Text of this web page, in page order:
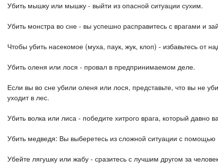
Убить мышку или мышку - выйти из опасной ситуации сухим.
Убить монстра во сне - вы успешно расправитесь с врагами и
Чтобы убить насекомое (муха, паук, жук, клоп) - избавьтесь от
Убить оленя или лося - провал в предпринимаемом деле.
Если вы во сне убили оленя или лося, представьте, что вы не
уходит в лес.
Убить волка или лиса - победите хитрого врага, который давно
Убить медведя: Вы выберетесь из сложной ситуации с помощью
Убейте лягушку или жабу - сразитесь с лучшим другом за